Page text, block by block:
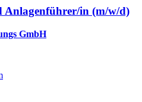
Anlagenführer/in (m/w/d)
GmbH